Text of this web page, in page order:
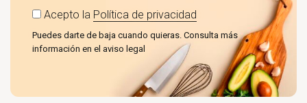
Acepto la Política de privacidad
Puedes darte de baja cuando quieras. Consulta más
información en el aviso legal